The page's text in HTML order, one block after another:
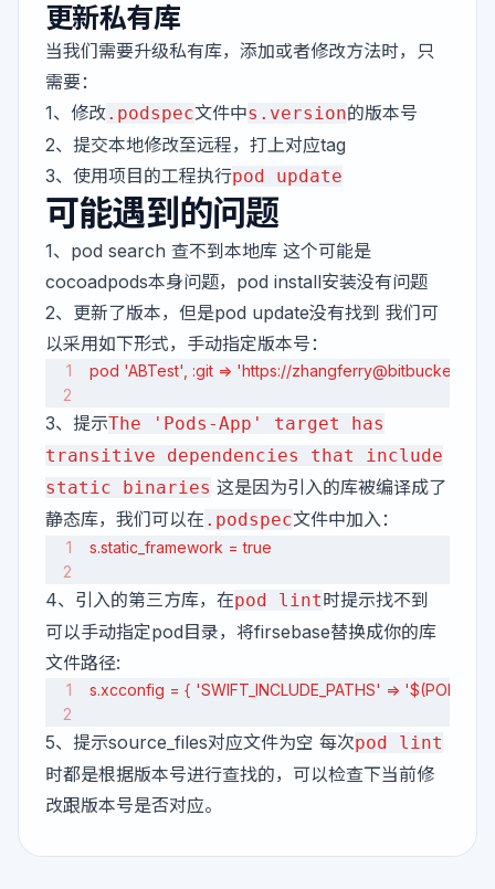
更新私有库
当我们需要升级私有库，添加或者修改方法时，只
需要：
1、修改.podspec文件中s.version的版本号
2、提交本地修改至远程，打上对应tag
3、使用项目的工程执行pod update
可能遇到的问题
1、pod search 查不到本地库 这个可能是
cocoadpods本身问题，pod install安装没有问题
2、更新了版本，但是pod update没有找到 我们可
以采用如下形式，手动指定版本号：
pod 'ABTest', :git => 'https://
3、提示The 'Pods-App' target has
transitive dependencies that include
static binaries 这是因为引入的库被编译成了
静态库，我们可以在 .podspec文件中加入：
s.static_framework = true
4、引入的第三方库，在pod lint时提示找不到
可以手动指定pod目录，将firsebase替换成你的库
文件路径:
s.xcconfig = { 'SWIFT_INCLUDE_PATHS' =>
5、提示source_files对应文件为空 每次pod lint
时都是根据版本号进行查找的，可以检查下当前修
改跟版本号是否对应。